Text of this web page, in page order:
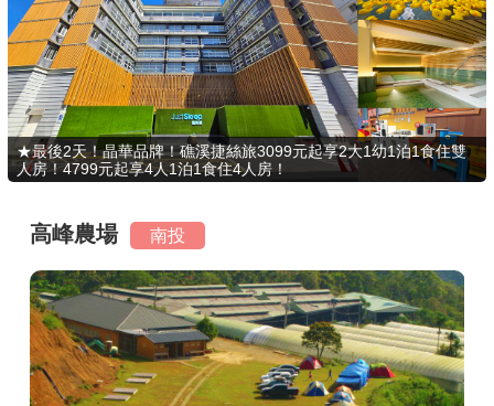
搜尋景點
好康優惠
最新消息
最新留言
商家合作
推薦景點
★最後2天！晶華品牌！礁溪捷絲旅3099元起享2大1幼1泊1食住雙
人房！4799元起享4人1泊1食住4人房！
高峰農場 南投